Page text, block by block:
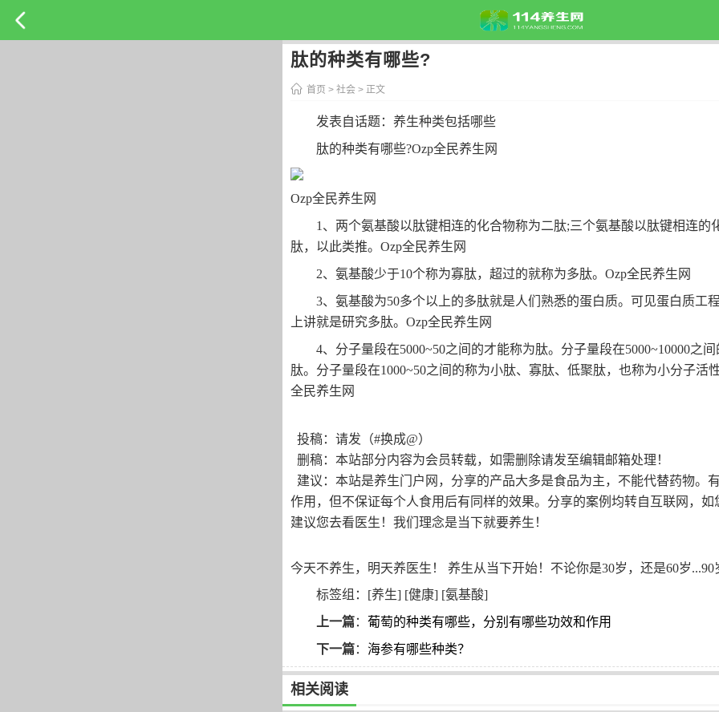
肽的种类有哪些?
首页 > 社会 > 正文
发表自话题： 养生种类包括哪些
肽的种类有哪些?Ozp全民养生网
Ozp全民养生网
1、两个氨基酸以肽键相连的化合物称为二肽;三个氨基酸以肽键相连的
肽，以此类推。 Ozp全民养生网
2、氨基酸少于10个称为寡肽，超过的就称为多肽。 Ozp全民养生网
3、氨基酸为50多个以上的多肽就是人们熟悉的蛋白质。可见蛋白质工
上讲就是研究多肽。 Ozp全民养生网
4、分子量段在5000~50之间的才能称为肽。分子量段在5000~10000之
肽。分子量段在1000~50之间的称为小肽、寡肽、低聚肽，也称为小分子活性
全民养生网
投稿：请发（#换成@）
删稿：本站部分内容为会员转载，如需删除请发至编辑邮箱处理！
建议：本站是养生门户网，分享的产品大多是食品为主，不能代替药物。
作用，但不保证每个人食用后有同样的效果。分享的案例均转自互联网，如
建议您去看医生！我们理念是当下就要养生！
今天不养生，明天养医生！ 养生从当下开始！不论你是30岁，还是60岁...90
标签组：[养生] [健康] [氨基酸]
上一篇： 葡萄的种类有哪些，分别有哪些功效和作用
下一篇： 海参有哪些种类？
相关阅读